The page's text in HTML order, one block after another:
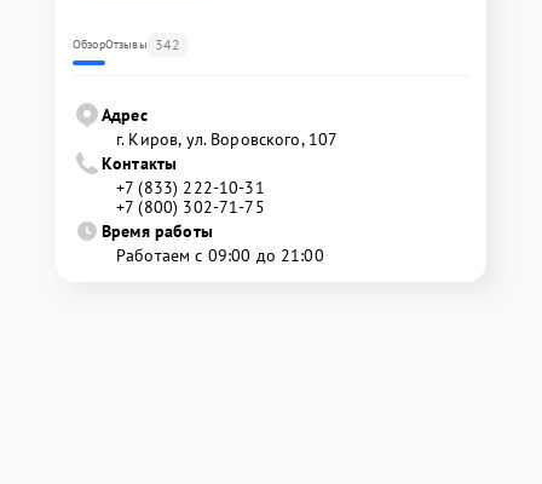
ОбзорОтзывы 342
Адрес
г. Киров, ул. Воровского, 107
Контакты
+7 (833) 222-10-31
+7 (800) 302-71-75
Время работы
Работаем с 09:00 до 21:00